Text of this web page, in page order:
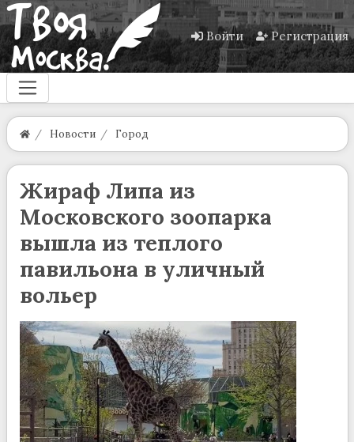
Войти Регистрация
Новости Город
Жираф Липа из
Московского зоопарка
вышла из теплого
павильона в уличный
вольер